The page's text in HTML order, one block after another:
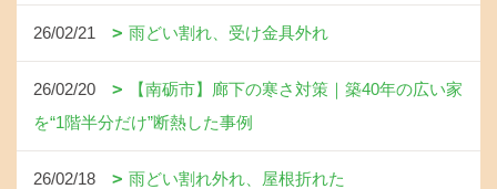
26/02/21 雨どい割れ、受け金具外れ
26/02/20
【南砺市】廊下の寒さ対策｜築40年の広い家
を“1階半分だけ”断熱した事例
26/02/18 雨どい割れ外れ、屋根折れた